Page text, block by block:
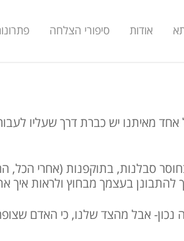
סיפורי הצלחה אודות
מאיתנו יש כברת דרך שעליו
בחוסר סבלנות, בתוקפנות (אחרי
בעצמך מבחוץ ולראות איך
נכון- אבל מהצד שלנו, כי האדם